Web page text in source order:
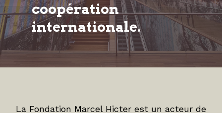
coopération
internationale.
La Fondation Marcel Hicter est un acteur de